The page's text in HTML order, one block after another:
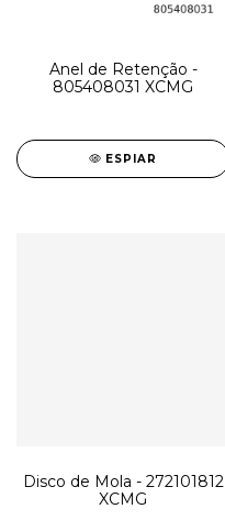
Anel de Retenção -
805408031 XCMG
ESPIAR
Disco de Mola - 272101812
XCMG